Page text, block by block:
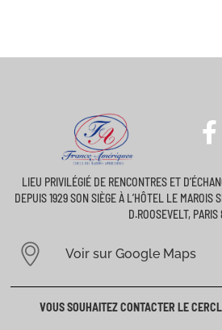
LIEU PRIVILÉGIÉ DE RENCONTRES ET
DEPUIS 1929 SON SIÈGE À L’HÔTEL LE MAROIS
D.ROOSEVELT, PARIS
Voir sur Google Maps
VOUS SOUHAITEZ CONTACTER LE